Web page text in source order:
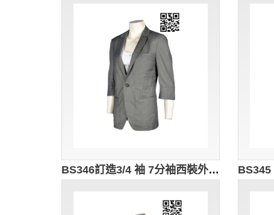
BS346訂造3/4 袖 7分袖西裝外套男士西裝款式訂製西裝外套中心訂購團體男士西裝 西裝外套製造商HK